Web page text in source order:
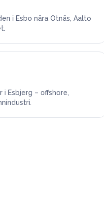
i Esbo nära Otnäs, Aalto
i Esbjerg – offshore,